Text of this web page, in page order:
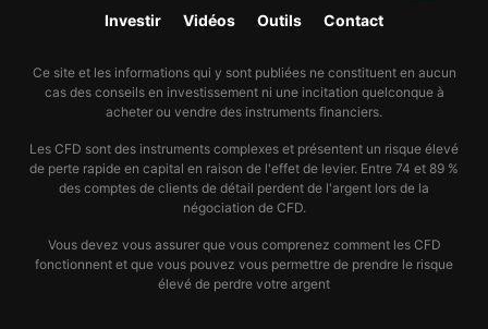
Investir Vidéos Outils Contact
Ce site et les informations qui y sont publiées ne constituent en aucun
cas des conseils en investissement ni une incitation quelconque à
acheter ou vendre des instruments financiers.
Les CFD sont des instruments complexes et présentent un risque élevé
de perte rapide en capital en raison de l'effet de levier. Entre 74 et 89 %
des comptes de clients de détail perdent de l'argent lors de la
négociation de CFD.
Vous devez vous assurer que vous comprenez comment les CFD
fonctionnent et que vous pouvez vous permettre de prendre le risque
élevé de perdre votre argent